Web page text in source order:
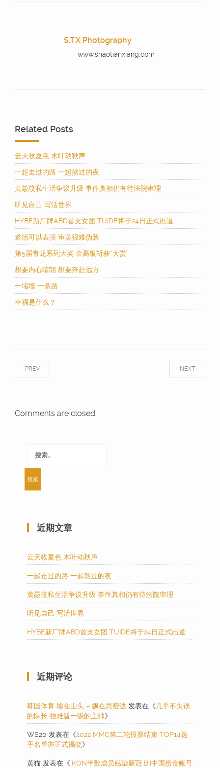
S.T.X Photography
www.shaotianxiang.com
Related Posts
云天收夏色 木叶动秋声
一起走过的路 一起熬过的夜
黄晸玟私生活争议升级 事件真相仍有待法院审理
听见自己 写活世界
HYBE新厂牌ABD首支女团 TUIDE将于24日正式出道
道德可以表演 审美很难伪装
第5届青龙系列大奖 金高银斩获“大赏”
想要内心晴朗 想要奔赴远方
一堵墙 一条路
幸福是什么？
NEXT
PREV
Comments are closed.
索：
近期文章
云天收夏色 木叶动秋声
一起走过的路 一起熬过的夜
黄晸玟私生活争议升级 事件真相仍有待法院审理
听见自己 写活世界
HYBE新厂牌ABD首支女团 TUIDE将于24日正式出道
近期评论
韩国体育 输在山头 – 飘在思密达 发表在《几乎不失误
的队长 很难晋一级的主帅》
WS20 发表在《2022 MMC第二轮投票结束 TOP14选
手名单亦正式揭晓》
黄猫 发表在《iKON半数成员感染新冠 B.I中国捞金账号